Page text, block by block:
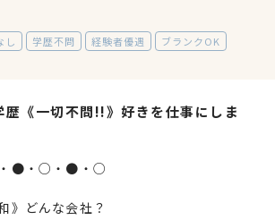
し 学歴不問 経験者優遇 ブランクOK
歴《一切不問!!》好きを仕事にしま
●・○・●・○
》どんな会社？